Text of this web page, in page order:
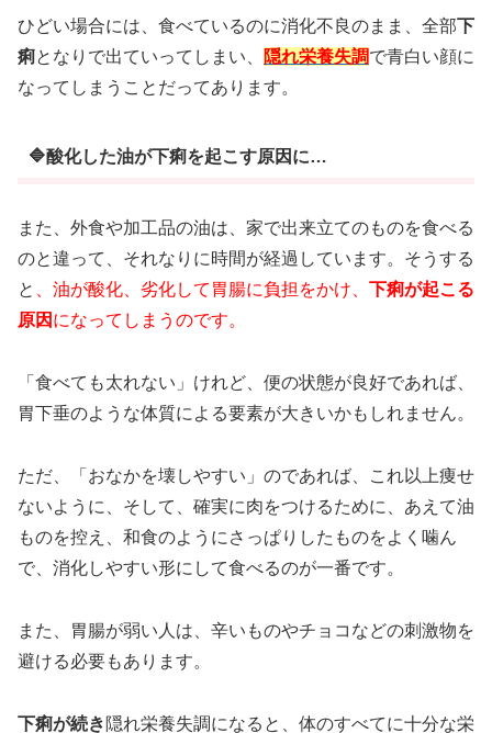
ひどい場合には、食べているのに消化不良のまま、全部 下
痢となりで出ていってしまい、 隠れ栄養失調で青白い顔に
なってしまうことだってあります。
🔷酸化した油が下痢を起こす原因に…
また、外食や加工品の油は、家で出来立てのものを食べる
のと違って、それなりに時間が経過しています。そうする
と
、油が酸化、劣化して胃腸に負担をかけ、 下痢が起こる
原因 になってしまうのです。
「食べても太れない」けれど、便の状態が良好であれば、
胃下垂のような体質による要素が大きいかもしれません。
ただ、「おなかを壊しやすい」のであれば、これ以上痩せ
ないように、そして、確実に肉をつけるために、あえて油
ものを控え、和食のようにさっぱりしたものをよく噛ん
で、消化しやすい形にして食べるのが一番です。
また、胃腸が弱い人は、辛いものやチョコなどの刺激物を
避ける必要もあります。
下痢が続き 隠れ栄養失調になると、体のすべてに十分な栄